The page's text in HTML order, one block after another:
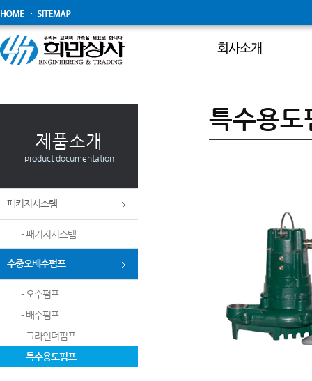
제품소개
product documentation
패키지시스템
- 패키지시스템
수중오배수펌프
- 오수펌프
- 배수펌프
- 그라인더펌프
- 특수용도펌프
특수용도